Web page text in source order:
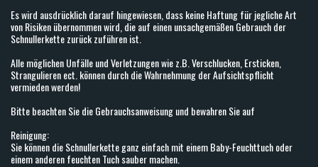
Es wird ausdrücklich darauf hingewiesen, dass keine Haftung für jegliche Art
von Risiken übernommen wird, die auf einen unsachgemäßen Gebrauch der
Schnullerkette zurück zuführen ist.
Alle möglichen Unfälle und Verletzungen wie z.B. Verschlucken, Ersticken,
Strangulieren ect. können durch die Wahrnehmung der Aufsichtspflicht
vermieden werden!
Bitte beachten Sie die Gebrauchsanweisung und bewahren Sie auf
Reinigung:
Sie können die Schnullerkette ganz einfach mit einem Baby-Feuchttuch oder
einem anderen feuchten Tuch sauber machen.